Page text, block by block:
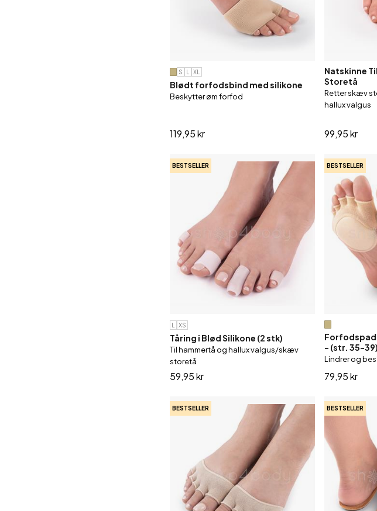
S L XL
Blødt forfodsbind med silikone
Beskytter øm forfod
119,95 kr
Natskinne
Storetå
Retter skæv
hallux valgus
99,95 kr
BESTSELLER
L XS
Tåring i Blød Silikone (2 stk)
Til hammertå og hallux valgus/skæv
storetå
59,95 kr
BESTSELLER
Forfodspad
- (str. 35-39)
Lindrer og
79,95 kr
BESTSELLER BESTSELLER